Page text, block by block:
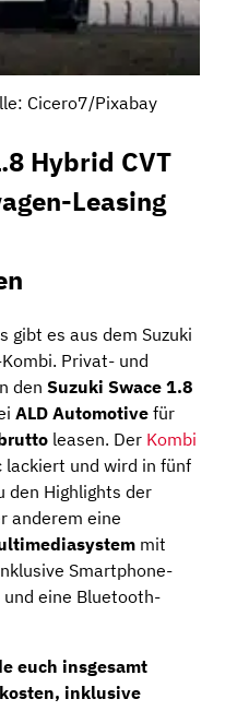
Cicero7/Pixabay
Hybrid CVT
Leasing
gibt es aus dem Suzuki
Privat- und
den Suzuki Swace 1.8
ALD Automotive für
leasen. Der Kombi
lackiert und wird in fünf
den Highlights der
anderem eine
mit
Smartphone-
eine Bluetooth-
euch insgesamt
inklusive